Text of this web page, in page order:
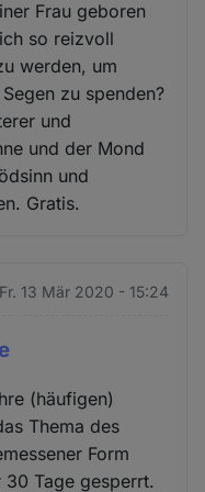
Frau geboren
so reizvoll
werden, um
zu spenden?
und
und der Mond
und
Gratis.
Fr. 13 Mär 2020 - 15:24
(häufigen)
Thema des
Form
Tage gesperrt.